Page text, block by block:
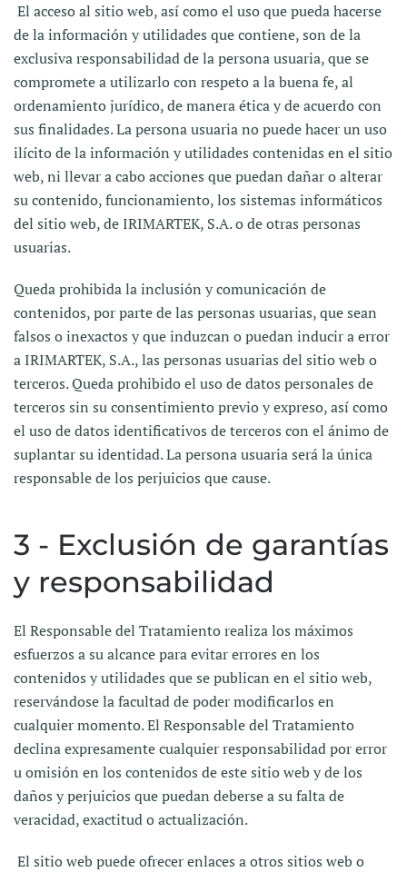
El acceso al sitio web, así como el uso que pueda hacerse
de la información y utilidades que contiene, son de la
exclusiva responsabilidad de la persona usuaria, que se
compromete a utilizarlo con respeto a la buena fe, al
ordenamiento jurídico, de manera ética y de acuerdo con
sus finalidades. La persona usuaria no puede hacer un uso
ilícito de la información y utilidades contenidas en el sitio
web, ni llevar a cabo acciones que puedan dañar o alterar
su contenido, funcionamiento, los sistemas informáticos
del sitio web, de IRIMARTEK, S.A. o de otras personas
usuarias.
Queda prohibida la inclusión y comunicación de
contenidos, por parte de las personas usuarias, que sean
falsos o inexactos y que induzcan o puedan inducir a error
a IRIMARTEK, S.A., las personas usuarias del sitio web o
terceros. Queda prohibido el uso de datos personales de
terceros sin su consentimiento previo y expreso, así como
el uso de datos identificativos de terceros con el ánimo de
suplantar su identidad. La persona usuaria será la única
responsable de los perjuicios que cause.
3 - Exclusión de garantías
y responsabilidad
El Responsable del Tratamiento realiza los máximos
esfuerzos a su alcance para evitar errores en los
contenidos y utilidades que se publican en el sitio web,
reservándose la facultad de poder modificarlos en
cualquier momento. El Responsable del Tratamiento
declina expresamente cualquier responsabilidad por error
u omisión en los contenidos de este sitio web y de los
daños y perjuicios que puedan deberse a su falta de
veracidad, exactitud o actualización.
El sitio web puede ofrecer enlaces a otros sitios web o